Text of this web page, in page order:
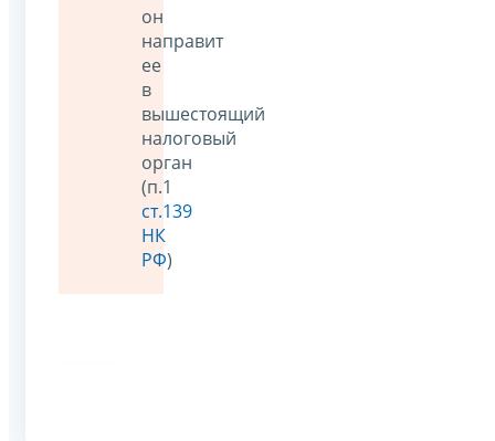
он
направит
ее
в
вышестоящий
налоговый
орган
(п.1
ст.139
НК
РФ)